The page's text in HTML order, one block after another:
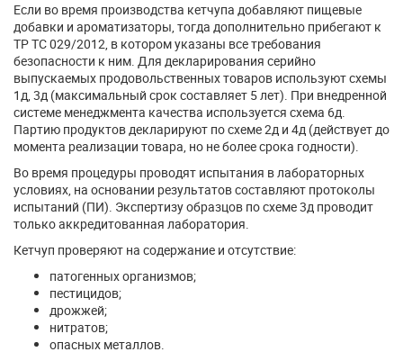
Если во время производства кетчупа добавляют пищевые
добавки и ароматизаторы, тогда дополнительно прибегают к
ТР ТС 029/2012, в котором указаны все требования
безопасности к ним. Для декларирования серийно
выпускаемых продовольственных товаров используют схемы
1д, 3д (максимальный срок составляет 5 лет). При внедренной
системе менеджмента качества используется схема 6д.
Партию продуктов декларируют по схеме 2д и 4д (действует до
момента реализации товара, но не более срока годности).
Во время процедуры проводят испытания в лабораторных
условиях, на основании результатов составляют протоколы
испытаний (ПИ). Экспертизу образцов по схеме 3д проводит
только аккредитованная лаборатория.
Кетчуп проверяют на содержание и отсутствие:
патогенных организмов;
пестицидов;
дрожжей;
нитратов;
опасных металлов.